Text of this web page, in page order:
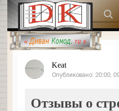
Keat
Опубликовано: 20:00,
Отзывы о